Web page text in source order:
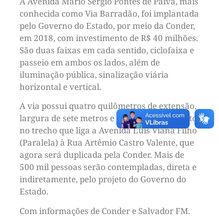
conhecida como Via Barradão, foi implantada
pelo Governo do Estado, por meio da Conder,
em 2018, com investimento de R$ 40 milhões.
São duas faixas em cada sentido, ciclofaixa e
passeio em ambos os lados, além de
iluminação pública, sinalização viária
horizontal e vertical.
A via possui quatro quilômetros de extensão,
largura de sete metros e desafogou o trânsito
no trecho que liga a Avenida Luis Viana Filho
(Paralela) à Rua Artêmio Castro Valente, que
agora será duplicada pela Conder. Mais de
500 mil pessoas serão contempladas, direta e
indiretamente, pelo projeto do Governo do
Estado.
Com informações de Conder e Salvador FM.